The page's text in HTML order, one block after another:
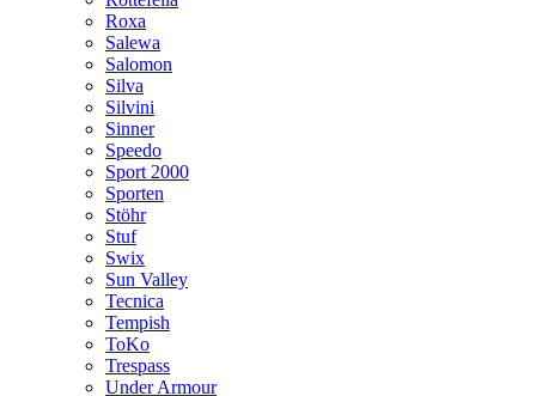
Roxa
Salewa
Salomon
Silva
Silvini
Sinner
Speedo
Sport 2000
Sporten
Stöhr
Stuf
Swix
Sun Valley
Tecnica
Tempish
ToKo
Trespass
Under Armour